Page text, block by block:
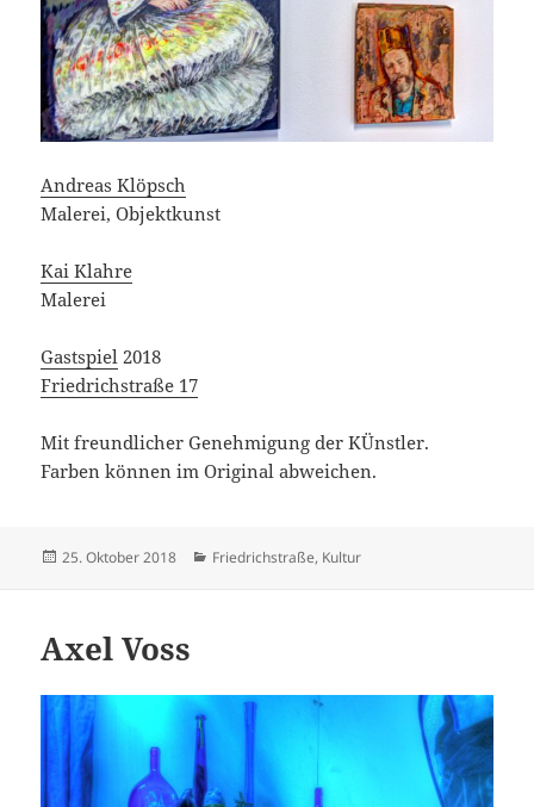
Andreas Klöpsch
Malerei, Objektkunst
Kai Klahre
Malerei
Gastspiel 2018
Friedrichstraße 17
Mit freundlicher Genehmigung der KÜnstler.
Farben können im Original abweichen.
Veröffentlicht
25. Oktober 2018 Kategorien
Friedrichstraße, Kultur
Axel Voss